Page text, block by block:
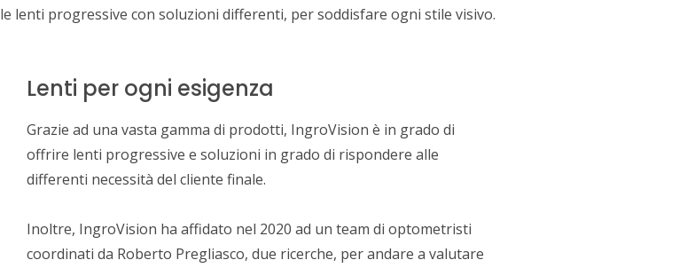
lenti progressive con soluzioni differenti, per soddisfare ogni stile visivo.
Lenti per ogni esigenza
Grazie ad una vasta gamma di prodotti, IngroVision è in grado di
offrire lenti progressive e soluzioni in grado di rispondere alle
differenti necessità del cliente finale.
Inoltre, IngroVision ha affidato nel 2020 ad un team di optometristi
coordinati da Roberto Pregliasco, due ricerche, per andare a valutare